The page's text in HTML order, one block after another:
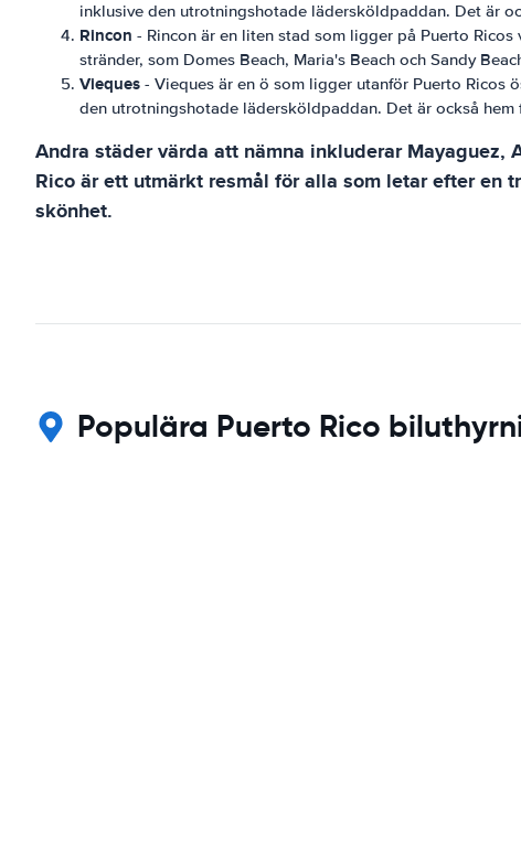
inklusive den utrotningshotade lädersköldpaddan. Det är
Rincon - Rincon är en liten stad som ligger på Puerto
stränder, som Domes Beach, Maria's Beach och Sandy
Vieques - Vieques är en ö som ligger utanför Puerto Ricos
den utrotningshotade lädersköldpaddan. Det är också
Andra städer värda att nämna inkluderar
Rico är ett utmärkt resmål för alla som letar efter
skönhet.
Populära Puerto Rico